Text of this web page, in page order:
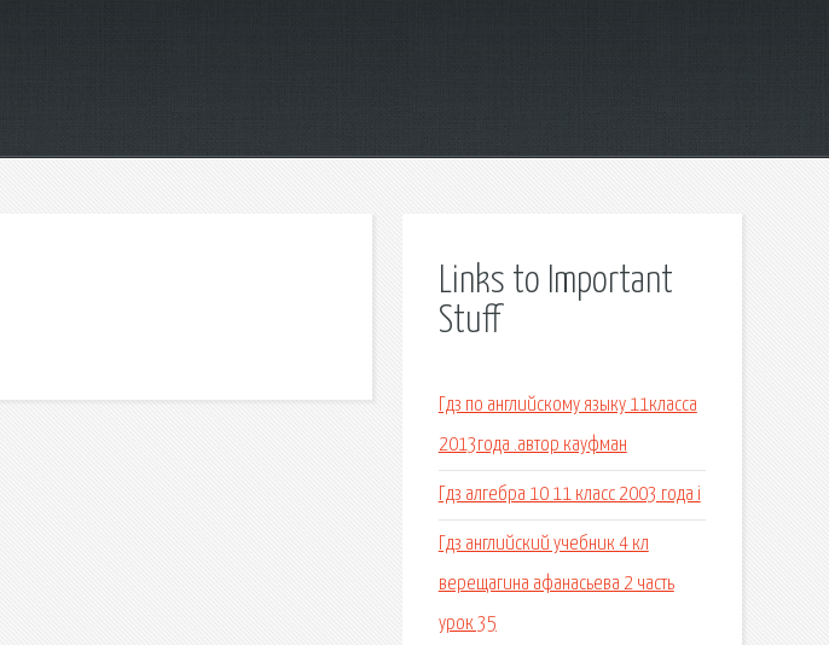
Links to Important
Stuff
Гдз по английскому языку 11класса
2013года .автор кауфман
Гдз алгебра 10 11 класс 2003 года i
Гдз английский учебник 4 кл
верещагина афанасьева 2 часть
урок 35